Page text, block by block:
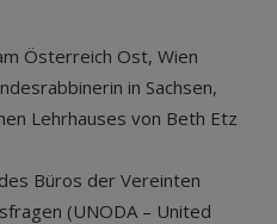
Österreich Ost, Wien
in Sachsen,
Lehrhauses von Beth Etz
Büros der Vereinten
(UNODA – United